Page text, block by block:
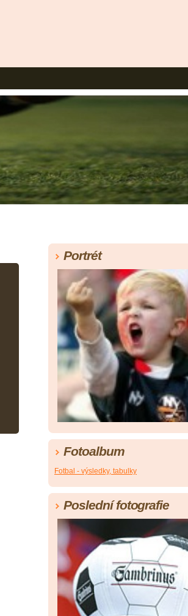
Portrét
Fotoalbum
Fotbal - výsledky, tabulky
Poslední fotografie